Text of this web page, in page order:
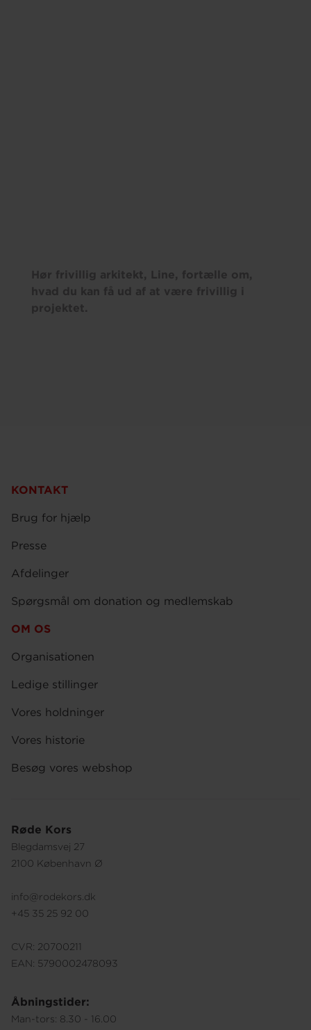
Hør frivillig arkitekt, Line, fortælle om,
hvad du kan få ud af at være frivillig i
projektet.
Røde Kors
Blegdamsvej 27
2100 København Ø
info@rodekors.dk
+45 35 25 92 00
CVR: 20700211
EAN: 5790002478093
Åbningstider:
Man-tors: 8.30 - 16.00
KONTAKT
Brug for hjælp
Presse
Afdelinger
Spørgsmål om donation og medlemskab
OM OS
Organisationen
Ledige stillinger
Vores holdninger
Vores historie
Besøg vores webshop